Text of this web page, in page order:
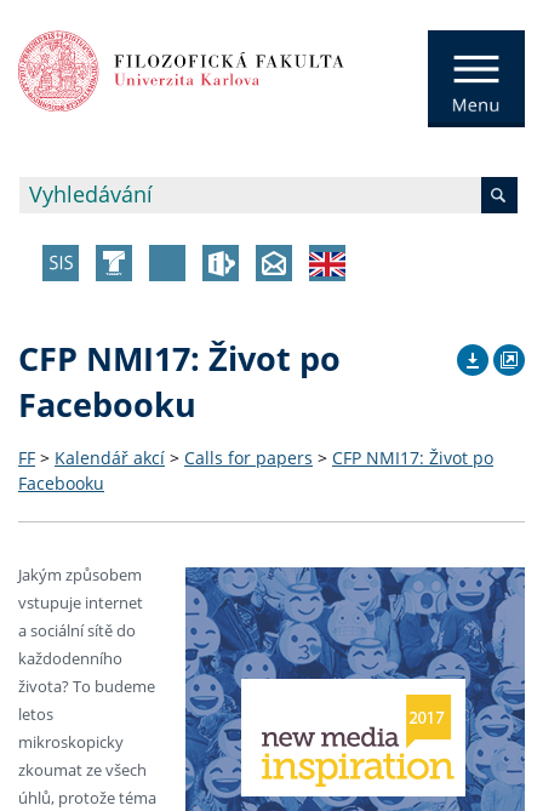
CFP NMI17: Život po
Facebooku
FF > Kalendář akcí > Calls for papers > CFP NMI17: Život po
Facebooku
Jakým způsobem
vstupuje internet
a sociální sítě do
každodenního
života? To budeme
letos
mikroskopicky
zkoumat ze všech
úhlů, protože téma